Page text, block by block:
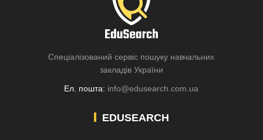
Спеціалізований сервіс пошуку навчальних
закладів України
Ел. пошта: info@edusearch.com.ua
EDUSEARCH